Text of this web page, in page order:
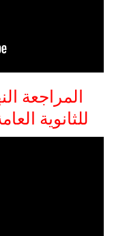
المراجعة
للثانوية العامة #3 شرح وحل